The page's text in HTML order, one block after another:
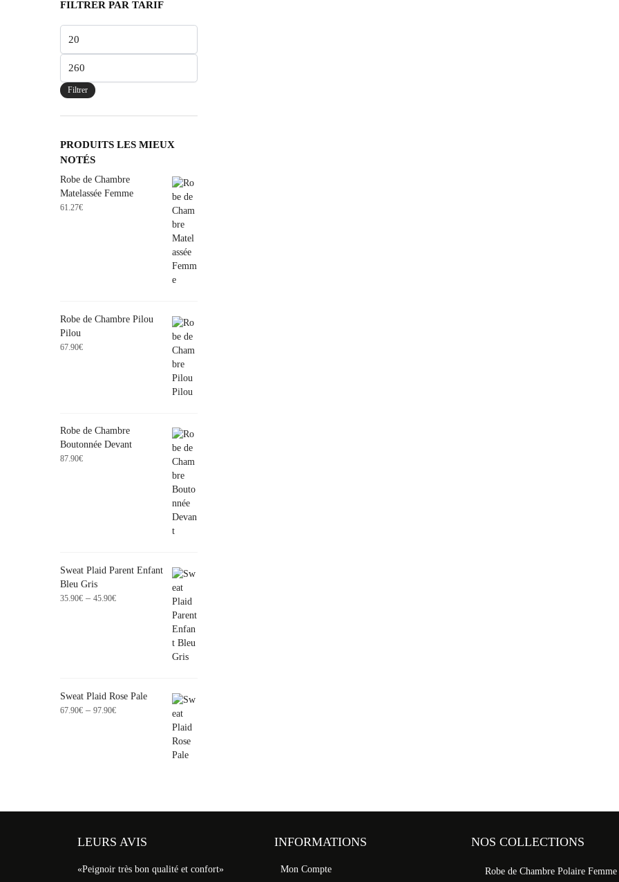
FILTRER PAR TARIF
Filtrer
PRODUITS LES MIEUX
NOTÉS
Robe de Chambre
Matelassée Femme
61.27€
Robe de Chambre Pilou
Pilou
67.90€
Robe de Chambre
Boutonnée Devant
87.90€
Sweat Plaid Parent Enfant
Bleu Gris
35.90€ – 45.90€
Sweat Plaid Rose Pale
67.90€ – 97.90€
LEURS AVIS
«Peignoir très bon qualité et confort»
INFORMATIONS
Mon Compte
NOS COLLECTIONS
Robe de Chambre Polaire Femme